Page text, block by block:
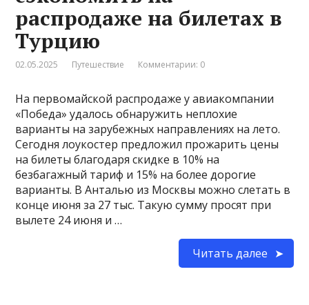
распродаже на билетах в
Турцию
02.05.2025 Путешествие Комментарии: 0
На первомайской распродаже у авиакомпании
«Победа» удалось обнаружить неплохие
варианты на зарубежных направлениях на лето.
Сегодня лоукостер предложил прожарить цены
на билеты благодаря скидке в 10% на
безбагажный тариф и 15% на более дорогие
варианты. В Анталью из Москвы можно слетать в
конце июня за 27 тыс. Такую сумму просят при
вылете 24 июня и …
Читать далее